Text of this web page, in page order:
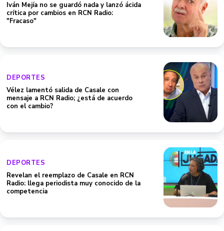
Iván Mejía no se guardó nada y lanzó ácida
crítica por cambios en RCN Radio:
"Fracaso"
DEPORTES
Vélez lamentó salida de Casale con
mensaje a RCN Radio; ¿está de acuerdo
con el cambio?
DEPORTES
Revelan el reemplazo de Casale en RCN
Radio: llega periodista muy conocido de la
competencia